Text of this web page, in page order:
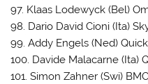
97. Klaas Lodewyck (Bel)
98. Dario David Cioni (Ita)
99. Addy Engels (Ned)
100. Davide Malacarne (Ita)
101. Simon Zahner (Swi)